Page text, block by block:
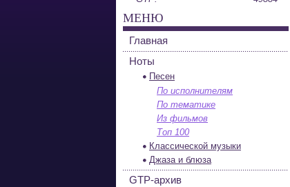
МЕНЮ
Главная
Ноты
Песен
По исполнителям
По тематике
Из фильмов
Топ 100
Классической музыки
Джаза и блюза
GTP-архив